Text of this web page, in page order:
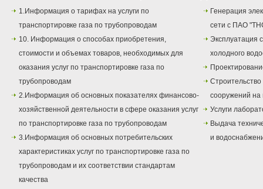
1.Информация о тарифах на услуги по
транспортировке газа по трубопроводам
10. Информация о способах приобретения,
стоимости и объемах товаров, необходимых для
оказания услуг по транспортировке газа по
трубопроводам
2.Информация об основных показателях финансово-
хозяйственной деятельности в сфере оказания услуг
по транспортировке газа по трубопроводам
3.Информация об основных потребительских
характеристиках услуг по транспортировке газа по
трубопроводам и их соответствии стандартам
качества
Генерация
сети с ПАО
Эксплуатация
холодного
сооружений на
Услуги
Выдача
и